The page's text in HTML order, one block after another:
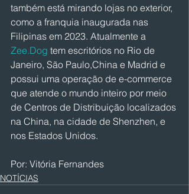
também está mirando lojas no exterior,
como a franquia inaugurada nas
Filipinas em 2023. Atualmente a
Zee.Dog tem escritórios no Rio de
Janeiro, São Paulo,China e Madrid e
possui uma operação de e-commerce
que atende o mundo inteiro por meio
de Centros de Distribuição localizados
na China, na cidade de Shenzhen, e
nos Estados Unidos.
Por: Vitória Fernandes
NOTÍCIAS